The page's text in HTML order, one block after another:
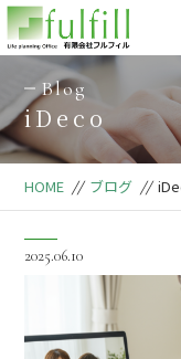
Blog
iDeco
HOME // ブログ //
2025.06.10